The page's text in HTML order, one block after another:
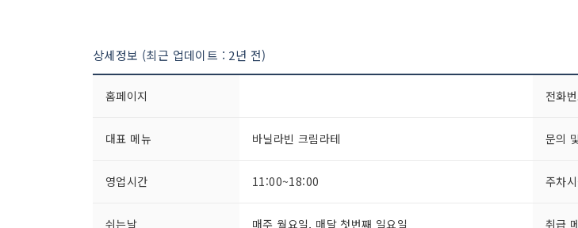
상세정보 (최근 업데이트 : 2년 전)
홈페이지 전화
대표 메뉴 바닐라빈 크림라테 문의
영업시간 11:00~18:00 주차
쉬는날 매주 월요일, 매달 첫번째 일요일 취급